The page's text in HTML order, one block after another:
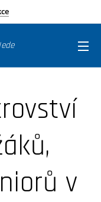
v